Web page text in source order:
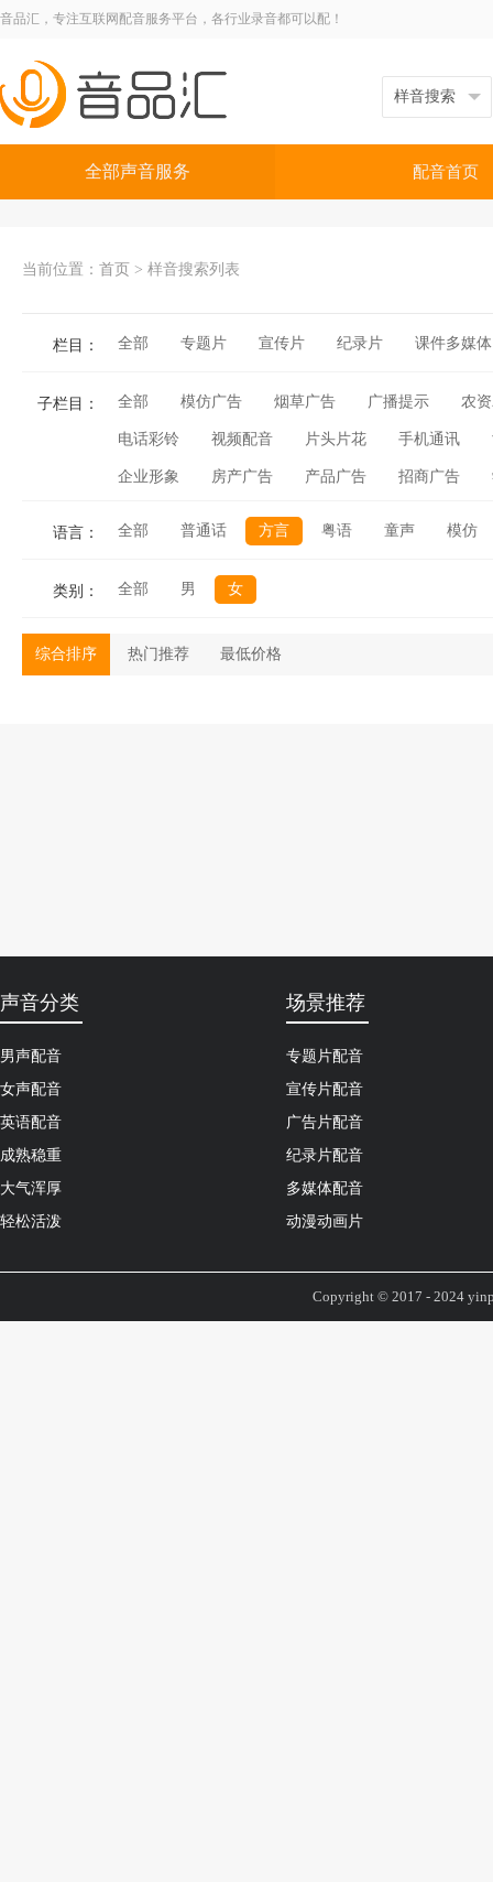
音品汇，专注互联网配音服务平台，各行业录音都可以配！
全部声音服务 配音首页
当前位置： 首页 > 样音搜索列表
栏目： 全部 专题片 宣传片 纪录片 课件多媒体
子栏目： 全部 模仿广告 烟草广告 广播提示 农
电话彩铃 视频配音 片头片花 手机通讯
企业形象 房产广告 产品广告 招商广告
语言： 全部 普通话 方言 粤语 童声 模仿
类别： 全部 男 女
综合排序 热门推荐 最低价格
声音分类
男声配音
女声配音
英语配音
成熟稳重
大气浑厚
轻松活泼
场景推荐
专题片配音
宣传片配音
广告片配音
纪录片配音
多媒体配音
动漫动画片
Copyright © 2017 - 2024